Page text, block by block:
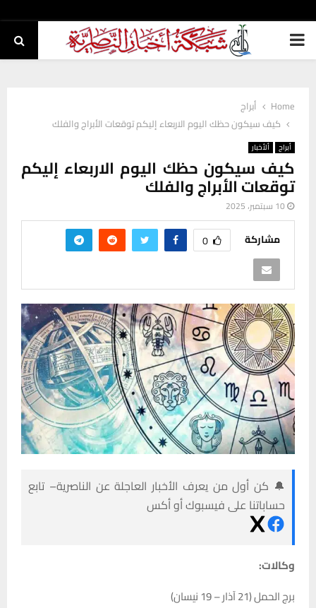
PRIMARY
Home
أبراج
كيف سيكون حظك اليوم الاربعاء إليكم توقعات الأبراج والفلك
أبراج ألأخبار
كيف سيكون حظك اليوم الاربعاء إليكم
توقعات الأبراج والفلك
10 سبتمبر، 2025
مشاركة 0
🔔 كن أول من يعرف الأخبار العاجلة عن الناصرية– تابع
حساباتنا على فيسبوك أو أكس
وكالات:
برج الحمل (21 آذار – 19 نيسان)